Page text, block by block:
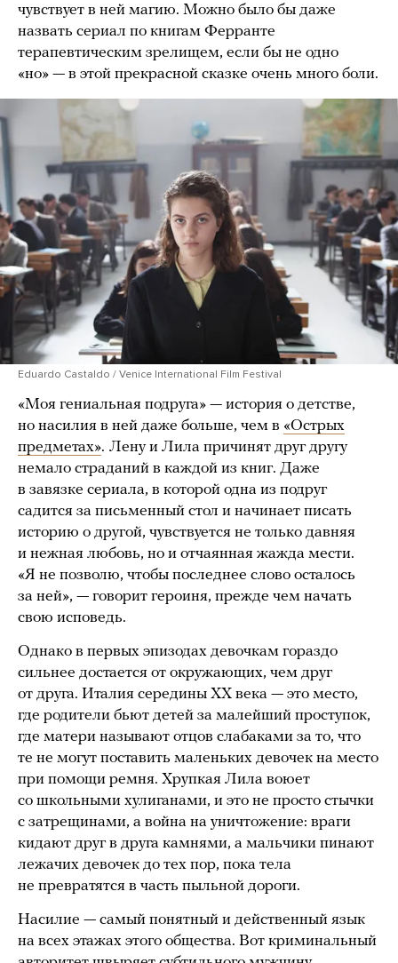
чувствует в ней магию. Можно было бы даже
назвать сериал по книгам Ферранте
терапевтическим зрелищем, если бы не одно
«но» — в этой прекрасной сказке очень много боли.
Eduardo Castaldo / Venice International Film Festival
«Моя гениальная подруга» — история о детстве,
но насилия в ней даже больше, чем в «Острых
предметах». Лену и Лила причинят друг другу
немало страданий в каждой из книг. Даже
в завязке сериала, в которой одна из подруг
садится за письменный стол и начинает писать
историю о другой, чувствуется не только давняя
и нежная любовь, но и отчаянная жажда мести.
«Я не позволю, чтобы последнее слово осталось
за ней», — говорит героиня, прежде чем начать
свою исповедь.
Однако в первых эпизодах девочкам гораздо
сильнее достается от окружающих, чем друг
от друга. Италия середины XX века — это место,
где родители бьют детей за малейший проступок,
где матери называют отцов слабаками за то, что
те не могут поставить маленьких девочек на место
при помощи ремня. Хрупкая Лила воюет
со школьными хулиганами, и это не просто стычки
с затрещинами, а война на уничтожение: враги
кидают друг в друга камнями, а мальчики пинают
лежачих девочек до тех пор, пока тела
не превратятся в часть пыльной дороги.
Насилие — самый понятный и действенный язык
на всех этажах этого общества. Вот криминальный